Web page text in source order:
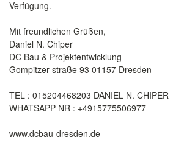
Verfügung.
Mit freundlichen Grüßen,
Daniel N. Chiper
DC Bau & Projektentwicklung
Gompitzer straße 93 01157 Dresden
TEL : 015204468203 DANIEL N. CHIPER
WHATSAPP NR : +4915775506977
www.dcbau-dresden.de